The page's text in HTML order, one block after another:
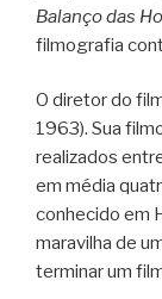
Balanço das
filmografia
O diretor do
1963). Sua
realizados
em média
conhecido em
maravilha de
terminar um